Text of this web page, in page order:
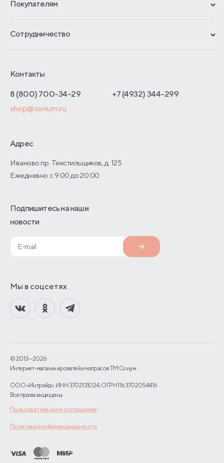
Гарантии
Отзывы покупателей
Покупателям
Обмен и возврат
Как оформить заказ
Адреса магазинов
Договор-оферты
Сотрудничество
Отельерам
Оптовые продажи
О производстве
Контакты
8 (800) 700-34-29
+7 (4932) 344-299
shop@sonum.ru
Адрес
Иваново пр. Текстильщиков, д. 125
Ежедневно с 9:00 до 20:00
Подпишитесь на наши
новости
Мы в соцсетях
© 2013—2026
Интернет-магазин кроватей и матрасов TM Сонум
ООО «Интрейд», ИНН 3702131024, ОГРН 1163702054416
Все права защищены.
Пользовательское соглашение
Политика конфиденциальности